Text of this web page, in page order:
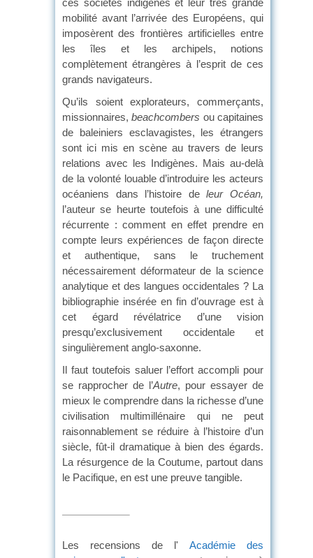
ces sociétés indigènes et leur très grande
mobilité avant l’arrivée des Européens, qui
imposèrent des frontières artificielles entre
les îles et les archipels, notions
complètement étrangères à l’esprit de ces
grands navigateurs.
Qu’ils soient explorateurs, commerçants,
missionnaires,beachcombers ou capitaines
de baleiniers esclavagistes, les étrangers
sont ici mis en scène au travers de leurs
relations avec les Indigènes. Mais au-delà
de la volonté louable d’introduire les acteurs
océaniens dans l’histoire deleur Océan,
l’auteur se heurte toutefois à une difficulté
récurrente : comment en effet prendre en
compte leurs expériences de façon directe
et authentique, sans le truchement
nécessairement déformateur de la science
analytique et des langues occidentales ? La
bibliographie insérée en fin d’ouvrage est à
cet égard révélatrice d’une vision
presqu’exclusivement occidentale et
singulièrement anglo-saxonne.
Il faut toutefois saluer l’effort accompli pour
se rapprocher de l’Autre, pour essayer de
mieux le comprendre dans la richesse d’une
civilisation multimillénaire qui ne peut
raisonnablement se réduire à l’histoire d’un
siècle, fût-il dramatique à bien des égards.
La résurgence de la Coutume, partout dans
le Pacifique, en est une preuve tangible.
Les recensions de l' Académie des